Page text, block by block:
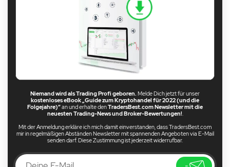
Niemand wird als Trading Profi geboren.Melde Dich jetzt für unser
kostenloses eBook „Guide zum Kryptohandel für 2022 (und die
Folgejahre)“an und erhalte denTradersBest.com Newsletter mit die
neuesten Trading-News und Broker-Bewertungen!.
Mit der Anmeldung erkläre ich mich damit einverstanden, dass TradersBest.com
mir in regelmäßigen Abständen Newsletter mit spannenden Angeboten via E-Mail
senden darf. Diese Zustimmung ist jederzeit widerrufbar.